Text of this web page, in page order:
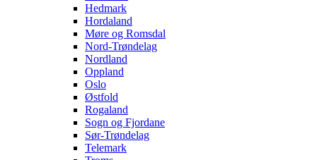
Hedmark
Hordaland
Møre og Romsdal
Nord-Trøndelag
Nordland
Oppland
Oslo
Østfold
Rogaland
Sogn og Fjordane
Sør-Trøndelag
Telemark